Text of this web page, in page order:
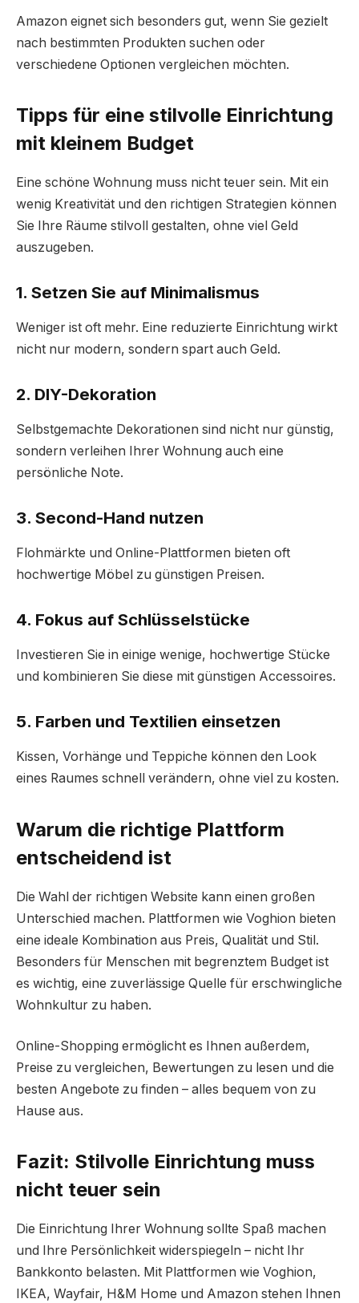
Amazon eignet sich besonders gut, wenn Sie gezielt
nach bestimmten Produkten suchen oder
verschiedene Optionen vergleichen möchten.
Tipps für eine stilvolle Einrichtung
mit kleinem Budget
Eine schöne Wohnung muss nicht teuer sein. Mit ein
wenig Kreativität und den richtigen Strategien können
Sie Ihre Räume stilvoll gestalten, ohne viel Geld
auszugeben.
1. Setzen Sie auf Minimalismus
Weniger ist oft mehr. Eine reduzierte Einrichtung wirkt
nicht nur modern, sondern spart auch Geld.
2. DIY-Dekoration
Selbstgemachte Dekorationen sind nicht nur günstig,
sondern verleihen Ihrer Wohnung auch eine
persönliche Note.
3. Second-Hand nutzen
Flohmärkte und Online-Plattformen bieten oft
hochwertige Möbel zu günstigen Preisen.
4. Fokus auf Schlüsselstücke
Investieren Sie in einige wenige, hochwertige Stücke
und kombinieren Sie diese mit günstigen Accessoires.
5. Farben und Textilien einsetzen
Kissen, Vorhänge und Teppiche können den Look
eines Raumes schnell verändern, ohne viel zu kosten.
Warum die richtige Plattform
entscheidend ist
Die Wahl der richtigen Website kann einen großen
Unterschied machen. Plattformen wie Voghion bieten
eine ideale Kombination aus Preis, Qualität und Stil.
Besonders für Menschen mit begrenztem Budget ist
es wichtig, eine zuverlässige Quelle für erschwingliche
Wohnkultur zu haben.
Online-Shopping ermöglicht es Ihnen außerdem,
Preise zu vergleichen, Bewertungen zu lesen und die
besten Angebote zu finden – alles bequem von zu
Hause aus.
Fazit: Stilvolle Einrichtung muss
nicht teuer sein
Die Einrichtung Ihrer Wohnung sollte Spaß machen
und Ihre Persönlichkeit widerspiegeln – nicht Ihr
Bankkonto belasten. Mit Plattformen wie Voghion,
IKEA, Wayfair, H&M Home und Amazon stehen Ihnen